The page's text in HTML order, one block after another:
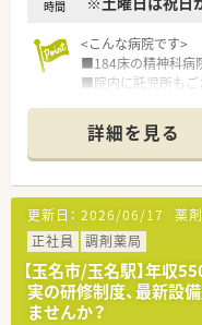
時間
<こんな病院です>
■184床の精神科病
■院内に託児所もご
＜薬剤課情報＞
■薬剤師は常時2名
■残業はほぼ0時間
■祝日のある週のみ
す。
■病院での実務経験
る可能性もございま
■関連施設(80床)の
■外来は院外処方で
詳細を見る
更新日： 2026/06/17 薬
正社員
調剤薬局
【玉名市/玉名駅】年収
実の研修制度、最新設
ませんか？